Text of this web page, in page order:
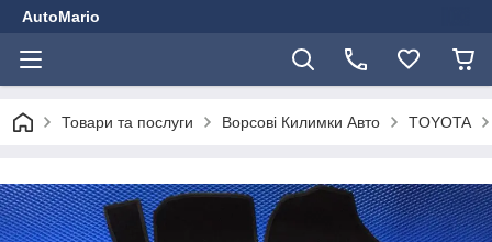
AutoMario
Товари та послуги Ворсові Килимки Авто TOYOTA